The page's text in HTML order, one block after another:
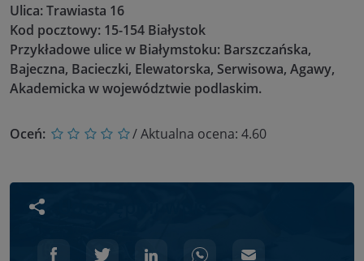
Ulica: Trawiasta 16
Kod pocztowy: 15-154 Białystok
Przykładowe ulice w Białymstoku: Barszczańska,
Bajeczna, Bacieczki, Elewatorska, Serwisowa, Agawy,
Akademicka w województwie podlaskim.
Oceń: / Aktualna ocena: 4.60